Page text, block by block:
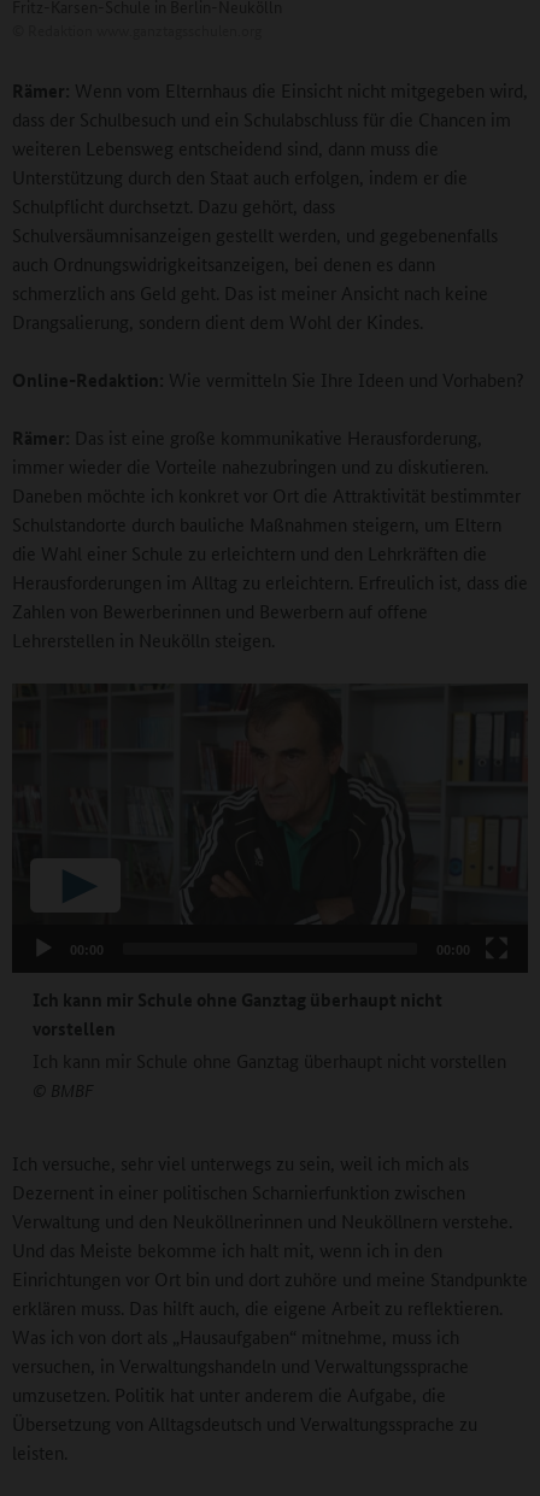
Rämer: Wenn vom Elternhaus die Einsicht nicht mitgegeben wird,
dass der Schulbesuch und ein Schulabschluss für die Chancen im
weiteren Lebensweg entscheidend sind, dann muss die
Unterstützung durch den Staat auch erfolgen, indem er die
Schulpflicht durchsetzt. Dazu gehört, dass
Schulversäumnisanzeigen gestellt werden, und gegebenenfalls
auch Ordnungswidrigkeitsanzeigen, bei denen es dann
schmerzlich ans Geld geht. Das ist meiner Ansicht nach keine
Drangsalierung, sondern dient dem Wohl der Kindes.
Online-Redaktion: Wie vermitteln Sie Ihre Ideen und Vorhaben?
Rämer: Das ist eine große kommunikative Herausforderung,
immer wieder die Vorteile nahezubringen und zu diskutieren.
Daneben möchte ich konkret vor Ort die Attraktivität bestimmter
Schulstandorte durch bauliche Maßnahmen steigern, um Eltern
die Wahl einer Schule zu erleichtern und den Lehrkräften die
Herausforderungen im Alltag zu erleichtern. Erfreulich ist, dass die
Zahlen von Bewerberinnen und Bewerbern auf offene
Lehrerstellen in Neukölln steigen.
00:00 00:00
Ich kann mir Schule ohne Ganztag überhaupt nicht
vorstellen
© BMBF
Ich versuche, sehr viel unterwegs zu sein, weil ich mich als
Dezernent in einer politischen Scharnierfunktion zwischen
Verwaltung und den Neuköllnerinnen und Neuköllnern verstehe.
Und das Meiste bekomme ich halt mit, wenn ich in den
Einrichtungen vor Ort bin und dort zuhöre und meine Standpunkte
erklären muss. Das hilft auch, die eigene Arbeit zu reflektieren.
Was ich von dort als „Hausaufgaben“ mitnehme, muss ich
versuchen, in Verwaltungshandeln und Verwaltungssprache
umzusetzen. Politik hat unter anderem die Aufgabe, die
Übersetzung von Alltagsdeutsch und Verwaltungssprache zu
leisten.